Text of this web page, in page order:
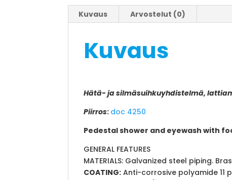
Kuvaus Arvostelut (0)
Kuvaus
Hätä- ja silmäsuihkuyhdistelmä,
Piirros: doc 4250
Pedestal shower and eyewash with
GENERAL FEATURES
MATERIALS: Galvanized steel piping.
COATING: Anti-corrosive polyamide 11